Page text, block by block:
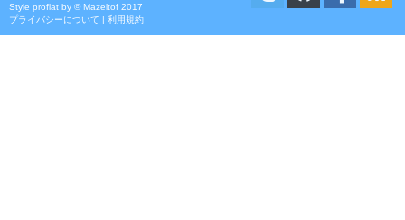
Style proflat by ©Mazeltof 2017
プライバシーについて | 利用規約